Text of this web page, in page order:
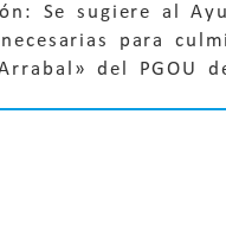
Se sugiere al
para
del PGOU